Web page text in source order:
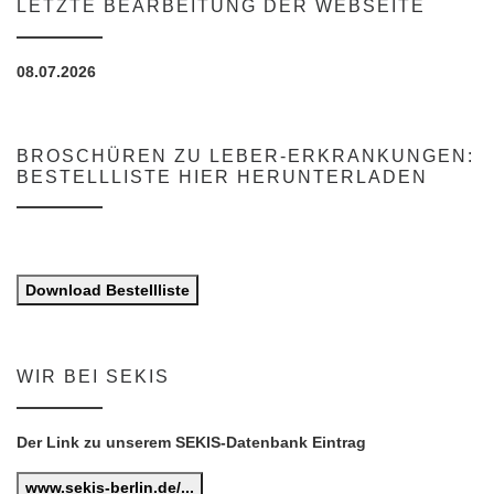
LETZTE BEARBEITUNG DER WEBSEITE
08.07.2026
BROSCHÜREN ZU LEBER-ERKRANKUNGEN:
BESTELLLISTE HIER HERUNTERLADEN
Download Bestellliste
WIR BEI SEKIS
Der Link zu unserem SEKIS-Datenbank Eintrag
www.sekis-berlin.de/...